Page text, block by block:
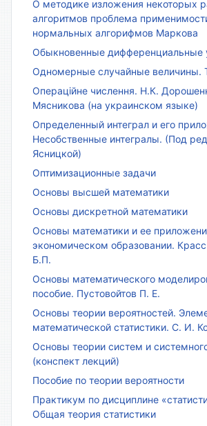
О методике изложения некоторых
алгоритмов проблема
нормальных алгорифмов Маркова
Обыкновенные дифференциальные
Одномерные случайные величины.
Операційне числення. Н.К.
Мясникова (на украинском языке)
Определенный интеграл и его
Несобственные интегралы. (Под
Ясницкой)
Оптимизационные задачи
Основы высшей математики
Основы дискретной математики
Основы математики и ее
экономическом образовании.
Б.П.
Основы математического
пособие. Пустовойтов П. Е.
Основы теории вероятностей.
математической статистики. С. И.
Основы теории систем и
(конспект лекций)
Пособие по теории вероятности
Практикум по дисциплине
Общая теория статистики